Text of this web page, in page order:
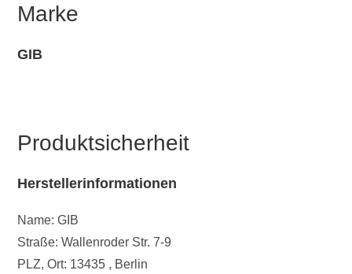
Marke
GIB
Produktsicherheit
Herstellerinformationen
Name: GIB
Straße: Wallenroder Str. 7-9
PLZ, Ort: 13435 , Berlin